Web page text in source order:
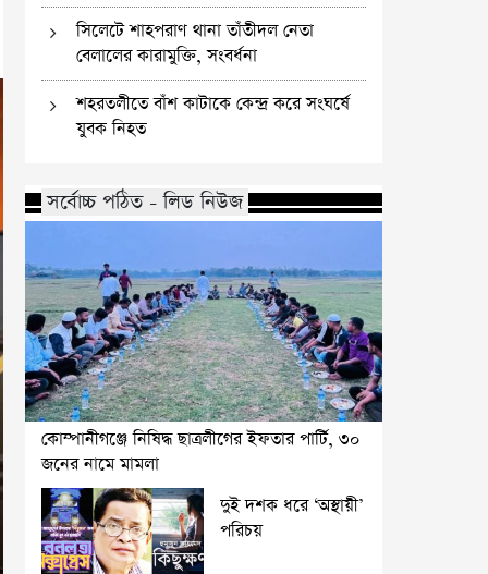
সিলেটে শাহপরাণ থানা তাঁতীদল নেতা
বেলালের কারামুক্তি, সংবর্ধনা
শহরতলীতে বাঁশ কাটাকে কেন্দ্র করে সংঘর্ষে
যুবক নিহত
সর্বোচ্চ পঠিত - লিড নিউজ
কোম্পানীগঞ্জে নিষিদ্ধ ছাত্রলীগের ইফতার পার্টি, ৩০
জনের নামে মামলা
দুই দশক ধরে ‘অস্থায়ী’
পরিচয়